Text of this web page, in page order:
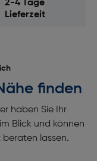
2-4 Tage
Lieferzeit
finden
haben Sie Ihr
Blick und können
beraten lassen.